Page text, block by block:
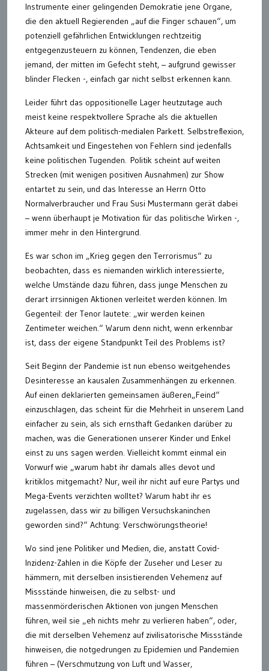
Instrumente einer gelingenden Demokratie jene Organe,
die den aktuell Regierenden „auf die Finger schauen“, um
potenziell gefährlichen Entwicklungen rechtzeitig
entgegenzusteuern zu können, Tendenzen, die eben
jemand, der mitten im Gefecht steht, – aufgrund gewisser
blinder Flecken -, einfach gar nicht selbst erkennen kann.
Leider führt das oppositionelle Lager heutzutage auch
meist keine respektvollere Sprache als die aktuellen
Akteure auf dem politisch-medialen Parkett. Selbstreflexion,
Achtsamkeit und Eingestehen von Fehlern sind jedenfalls
keine politischen Tugenden. Politik scheint auf weiten
Strecken (mit wenigen positiven Ausnahmen) zur Show
entartet zu sein, und das Interesse an Herrn Otto
Normalverbraucher und Frau Susi Mustermann gerät dabei
– wenn überhaupt je Motivation für das politische Wirken -,
immer mehr in den Hintergrund.
Es war schon im „Krieg gegen den Terrorismus“ zu
beobachten, dass es niemanden wirklich interessierte,
welche Umstände dazu führen, dass junge Menschen zu
derart irrsinnigen Aktionen verleitet werden können. Im
Gegenteil: der Tenor lautete: „wir werden keinen
Zentimeter weichen.“ Warum denn nicht, wenn erkennbar
ist, dass der eigene Standpunkt Teil des Problems ist?
Seit Beginn der Pandemie ist nun ebenso weitgehendes
Desinteresse an kausalen Zusammenhängen zu erkennen.
Auf einen deklarierten gemeinsamen äußeren„Feind“
einzuschlagen, das scheint für die Mehrheit in unserem Land
einfacher zu sein, als sich ernsthaft Gedanken darüber zu
machen, was die Generationen unserer Kinder und Enkel
einst zu uns sagen werden. Vielleicht kommt einmal ein
Vorwurf wie „warum habt ihr damals alles devot und
kritiklos mitgemacht? Nur, weil ihr nicht auf eure Partys und
Mega-Events verzichten wolltet? Warum habt ihr es
zugelassen, dass wir zu billigen Versuchskaninchen
geworden sind?“ Achtung: Verschwörungstheorie!
Wo sind jene Politiker und Medien, die, anstatt Covid-
Inzidenz-Zahlen in die Köpfe der Zuseher und Leser zu
hämmern, mit derselben insistierenden Vehemenz auf
Missstände hinweisen, die zu selbst- und
massenmörderischen Aktionen von jungen Menschen
führen, weil sie „eh nichts mehr zu verlieren haben“, oder,
die mit derselben Vehemenz auf zivilisatorische Missstände
hinweisen, die notgedrungen zu Epidemien und Pandemien
führen – (Verschmutzung von Luft und Wasser,